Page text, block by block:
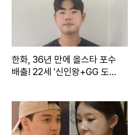
한화, 36년 만에 올스타 포수
배출! 22세 '신인왕+GG 도